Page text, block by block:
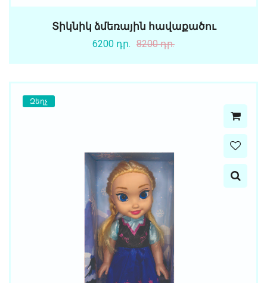
Տիկնիկ ձմեռային հավաքածու
6200 դր. 8200 դր.
Զեղչ